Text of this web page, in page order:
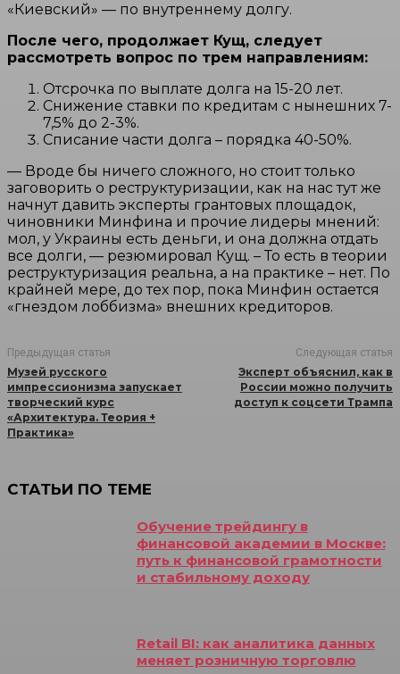
«Киевский» — по внутреннему долгу.
После чего, продолжает Кущ, следует
рассмотреть вопрос по трем направлениям:
Отсрочка по выплате долга на 15-20 лет.
Снижение ставки по кредитам с нынешних 7-
7,5% до 2-3%.
Списание части долга – порядка 40-50%.
— Вроде бы ничего сложного, но стоит только
заговорить о реструктуризации, как на нас тут же
начнут давить эксперты грантовых площадок,
чиновники Минфина и прочие лидеры мнений:
мол, у Украины есть деньги, и она должна отдать
все долги, — резюмировал Кущ. – То есть в теории
реструктуризация реальна, а на практике – нет. По
крайней мере, до тех пор, пока Минфин остается
«гнездом лоббизма» внешних кредиторов. ​
Предыдущая статья
Музей русского
импрессионизма запускает
творческий курс
«Архитектура. Теория +
Практика»
Следующая статья
Эксперт объяснил, как в
России можно получить
доступ к соцсети Трампа
СТАТЬИ ПО ТЕМЕ
Обучение трейдингу в
финансовой академии в Москве:
путь к финансовой грамотности
и стабильному доходу
Retail BI: как аналитика данных
меняет розничную торговлю